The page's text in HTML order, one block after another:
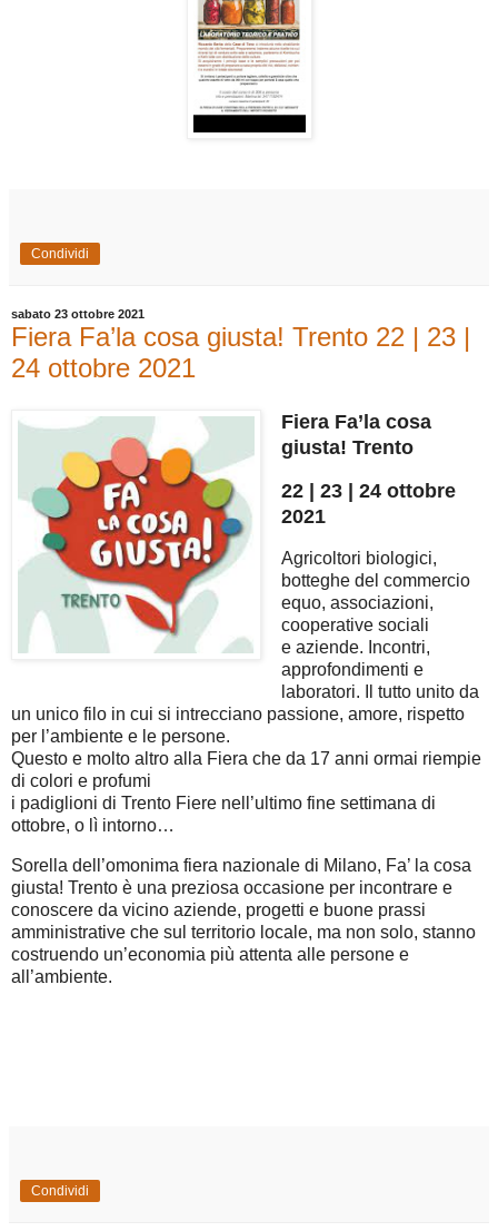
Condividi
sabato 23 ottobre 2021
Fiera Fa’la cosa giusta! Trento 22 | 23 |
24 ottobre 2021
Fiera Fa’la cosa
giusta! Trento
22 | 23 | 24 ottobre
2021
Agricoltori biologici,
botteghe del commercio
equo, associazioni,
cooperative sociali
e aziende. Incontri,
approfondimenti e
laboratori. Il tutto unito da
un unico filo in cui si intrecciano passione, amore, rispetto
per l’ambiente e le persone.
Questo e molto altro alla Fiera che da 17 anni ormai riempie
di colori e profumi
i padiglioni di Trento Fiere nell’ultimo fine settimana di
ottobre, o lì intorno…
Sorella dell’omonima fiera nazionale di Milano, Fa’ la cosa
giusta! Trento è una preziosa occasione per incontrare e
conoscere da vicino aziende, progetti e buone prassi
amministrative che sul territorio locale, ma non solo, stanno
costruendo un’economia più attenta alle persone e
all’ambiente.
Condividi